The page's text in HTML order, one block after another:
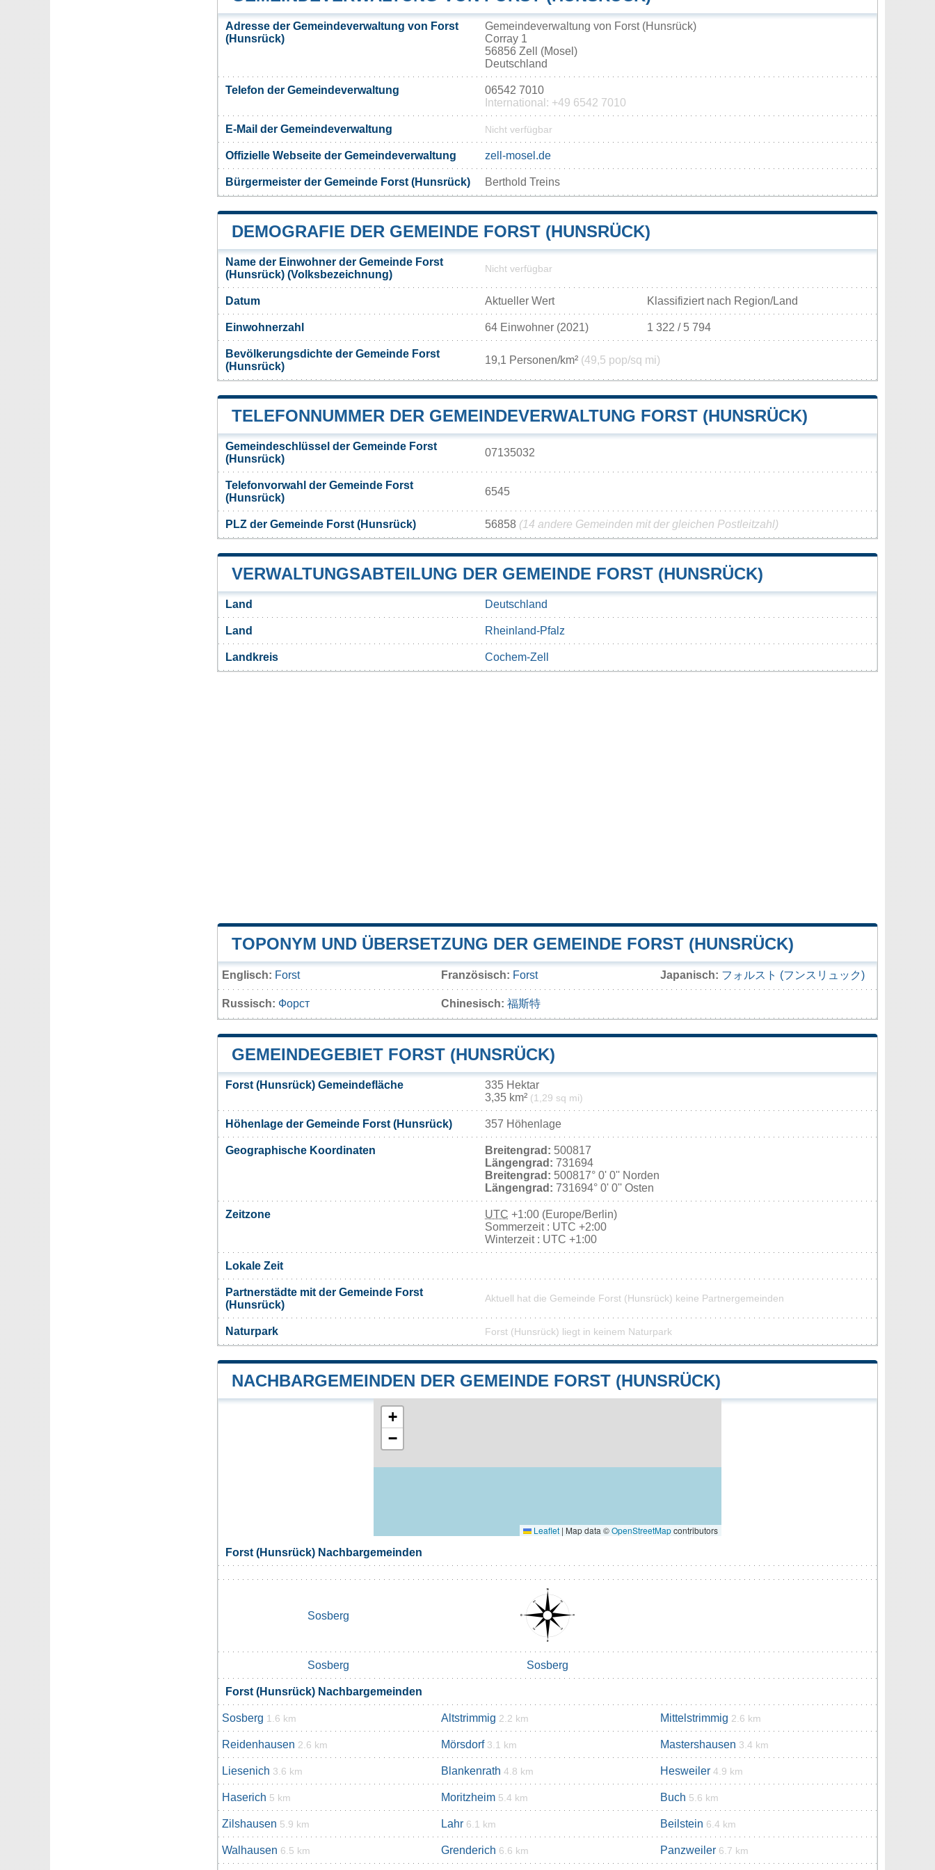
Adresse der Gemeindeverwaltung von Forst
(Hunsrück)
Gemeindeverwaltung von Forst (Hunsrück)
Corray 1
56856 Zell (Mosel)
Deutschland
Telefon der Gemeindeverwaltung
06542 7010
International: +49 6542 7010
E-Mail der Gemeindeverwaltung Nicht verfügbar
Offizielle Webseite der Gemeindeverwaltung zell-mosel.de
Bürgermeister der Gemeinde Forst (Hunsrück) Berthold Treins
DEMOGRAFIE DER GEMEINDE FORST (HUNSRÜCK)
Name der Einwohner der Gemeinde Forst
(Hunsrück) (Volksbezeichnung)
Nicht verfügbar
Datum Aktueller Wert Klassifiziert nach Region/Land
Einwohnerzahl 64 Einwohner (2021) 1 322 / 5 794
Bevölkerungsdichte der Gemeinde Forst
(Hunsrück)
19,1 Personen/km² (49,5 pop/sq mi)
TELEFONNUMMER DER GEMEINDEVERWALTUNG FORST (HUNSRÜCK)
Gemeindeschlüssel der Gemeinde Forst
(Hunsrück)
07135032
Telefonvorwahl der Gemeinde Forst
(Hunsrück)
6545
PLZ der Gemeinde Forst (Hunsrück) 56858 (14 andere Gemeinden mit der gleichen Postleitzahl)
VERWALTUNGSABTEILUNG DER GEMEINDE FORST (HUNSRÜCK)
Land Deutschland
Land Rheinland-Pfalz
Landkreis Cochem-Zell
TOPONYM UND ÜBERSETZUNG DER GEMEINDE FORST (HUNSRÜCK)
Englisch: Forst Französisch: Forst Japanisch: フォルスト (フンスリュック)
Russisch: Форст Chinesisch: 福斯特
GEMEINDEGEBIET FORST (HUNSRÜCK)
Forst (Hunsrück) Gemeindefläche
335 Hektar
3,35 km² (1,29 sq mi)
Höhenlage der Gemeinde Forst (Hunsrück) 357 Höhenlage
Geographische Koordinaten Breitengrad: 500817
Längengrad: 731694
Breitengrad: 500817° 0' 0'' Norden
Längengrad: 731694° 0' 0'' Osten
Zeitzone UTC +1:00 (Europe/Berlin)
Sommerzeit : UTC +2:00
Winterzeit : UTC +1:00
Lokale Zeit
Partnerstädte mit der Gemeinde Forst
(Hunsrück)
Aktuell hat die Gemeinde Forst (Hunsrück) keine Partnergemeinden
Naturpark Forst (Hunsrück) liegt in keinem Naturpark
NACHBARGEMEINDEN DER GEMEINDE FORST (HUNSRÜCK)
+
−
Leaflet | Map data ©OpenStreetMapcontributors
Forst (Hunsrück) Nachbargemeinden
Sosberg
Sosberg Sosberg
Forst (Hunsrück) Nachbargemeinden
Sosberg 1.6 km Altstrimmig 2.2 km Mittelstrimmig 2.6 km
Reidenhausen 2.6 km Mörsdorf 3.1 km Mastershausen 3.4 km
Liesenich 3.6 km Blankenrath 4.8 km Hesweiler 4.9 km
Haserich 5 km Moritzheim 5.4 km Buch 5.6 km
Zilshausen 5.9 km Lahr 6.1 km Beilstein 6.4 km
Walhausen 6.5 km Grenderich 6.6 km Panzweiler 6.7 km